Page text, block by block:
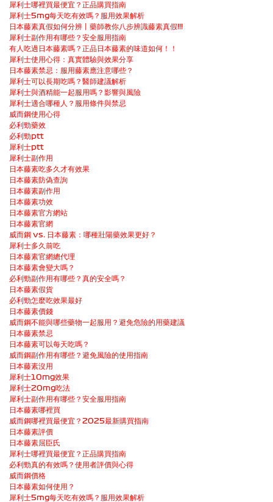
犀利士哪裡買最便宜？正品購買指南
犀利士5mg每天吃有效嗎？服用效果解析
日本藤素真假如何分辨丨藥師教你八步辨識藤素真假!!!
犀利士副作用有哪些？安全服用指南
有人吃過日本藤素嗎？正品日本藤素的味道如何！！
犀利士使用心得：真實體驗與效果分享
日本藤素禁忌：服用藤素應注意哪些？
犀利士可以長期吃嗎？醫師建議解析
犀利士與酒精能一起服用嗎？影響與風險
犀利士適合哪種人？服用條件與禁忌
威而鋼使用心得
必利勁藥效
必利勁ptt
犀利士ptt
犀利士副作用
日本藤素吃多久才有效果
日本藤素防偽查詢
日本藤素副作用
日本藤素功效
日本藤素官方網站
日本藤素官網
威而鋼 vs. 日本藤素：哪種壯陽藥效果更好？
犀利士多久前吃
日本藤素官網總代理
日本藤素會變大嗎？
必利勁副作用有哪些？真的安全嗎？
日本藤素假貨
必利勁怎麼吃效果最好
日本藤素價錢
威而鋼不能與哪些藥物一起服用？避免危險的用藥建議
日本藤素禁忌
日本藤素可以每天吃嗎？
威而鋼副作用有哪些？避免風險的使用指南
日本藤素沒用
犀利士10mg效果
犀利士20mg吃法
犀利士副作用有哪些？安全服用指南
日本藤素哪裡買
威而鋼哪裡買最便宜？2025最新購買指南
日本藤素評價
日本藤素屈臣氏
犀利士哪裡買最便宜？正品購買指南
必利勁真的有效嗎？使用者評價與心得
威而鋼價格
日本藤素如何使用？
犀利士5mg每天吃有效嗎？服用效果解析